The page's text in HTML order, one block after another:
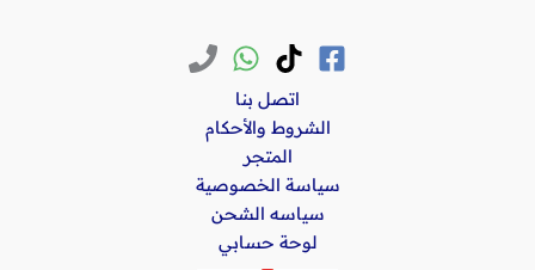
اتصل بنا
الشروط والأحكام
المتجر
سياسة الخصوصية
سياسه الشحن
لوحة حسابي